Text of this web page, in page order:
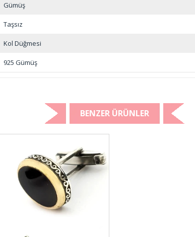
Gümüş
Taşsız
Kol Düğmesi
925 Gümüş
BENZER ÜRÜNLER